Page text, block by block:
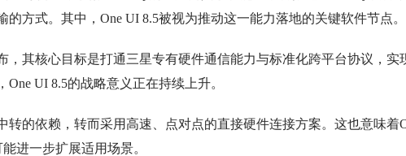
方式。其中，One UI 8.5被视为推动这一能力落地的关键软件节点。
，其核心目标是打通三星专有硬件通信能力与标准化跨平台协议，实
UI 8.5的战略意义正在持续上升。
转的依赖，转而采用高速、点对点的直接硬件连接方案。这也意味着
进一步扩展适用场景。